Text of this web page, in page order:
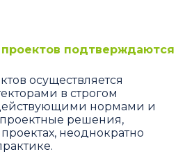
проектов подтверждаются
осуществляется
в строгом
нормами и
решения,
неоднократно